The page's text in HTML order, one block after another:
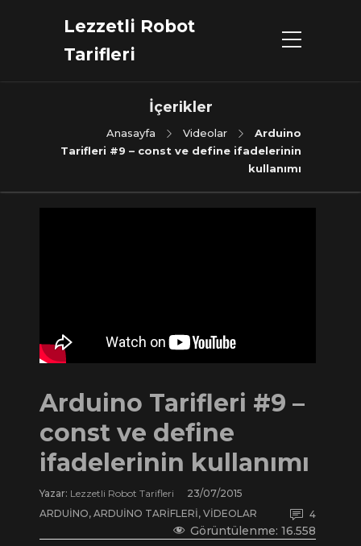
Lezzetli Robot
Tarifleri
İçerikler
Anasayfa Videolar
Arduino
Tarifleri #9 – const ve define ifadelerinin
kullanımı
Arduino Tarifleri #9 –
const ve define
ifadelerinin kullanımı
Yazar: Lezzetli Robot Tarifleri
23/07/2015
ARDUINO, ARDUINO TARIFLERI, VIDEOLAR 4
Görüntülenme: 16.558